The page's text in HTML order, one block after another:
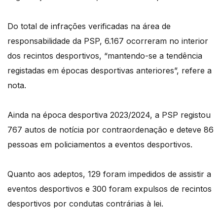
Do total de infrações verificadas na área de
responsabilidade da PSP, 6.167 ocorreram no interior
dos recintos desportivos, “mantendo-se a tendência
registadas em épocas desportivas anteriores”, refere a
nota.
Ainda na época desportiva 2023/2024, a PSP registou
767 autos de notícia por contraordenação e deteve 86
pessoas em policiamentos a eventos desportivos.
Quanto aos adeptos, 129 foram impedidos de assistir a
eventos desportivos e 300 foram expulsos de recintos
desportivos por condutas contrárias à lei.